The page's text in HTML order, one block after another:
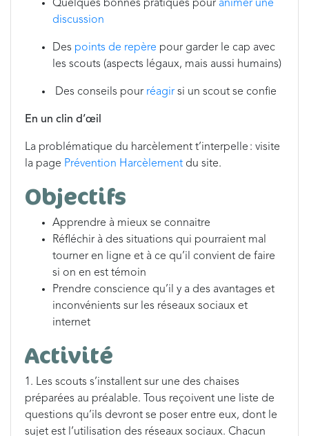
Quelques bonnes pratiques pour animer une
discussion
Des points de repère pour garder le cap avec
les scouts (aspects légaux, mais aussi humains)
Des conseils pour réagir si un scout se confie
En un clin d’œil
La problématique du harcèlement t’interpelle : visite
la page Prévention Harcèlement du site.
Objectifs
Apprendre à mieux se connaitre
Réfléchir à des situations qui pourraient mal
tourner en ligne et à ce qu’il convient de faire
si on en est témoin
Prendre conscience qu’il y a des avantages et
inconvénients sur les réseaux sociaux et
internet
Activité
1. Les scouts s’installent sur une des chaises
préparées au préalable. Tous reçoivent une liste de
questions qu’ils devront se poser entre eux, dont le
sujet est l’utilisation des réseaux sociaux. Chacun